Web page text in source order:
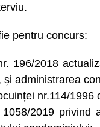
pentru concurs:
196/2018
și administrarea
nr.114/
2019 privind